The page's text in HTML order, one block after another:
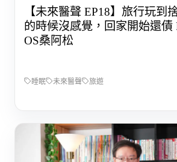
【未來醫聲 EP18】旅行玩到
的時候沒感覺，回家開始還債
OS桑阿松
睡眠 未來醫聲 旅遊